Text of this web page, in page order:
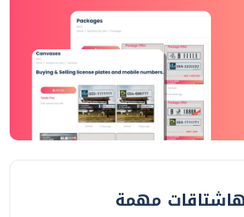
مهمة